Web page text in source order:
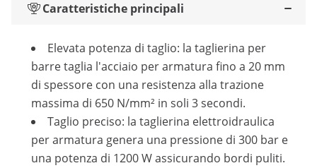
Caratteristiche principali
Elevata potenza di taglio: la taglierina per
barre taglia l'acciaio per armatura fino a 20 mm
di spessore con una resistenza alla trazione
massima di 650 N/mm² in soli 3 secondi.
Taglio preciso: la taglierina elettroidraulica
per armatura genera una pressione di 300 bar e
una potenza di 1200 W assicurando bordi puliti.